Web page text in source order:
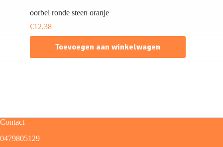
oorbel ronde steen oranje
€12,38
Toevoegen aan winkelwagen
Contact
0479805129